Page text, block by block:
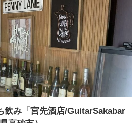
飲み「宮先酒店/GuitarSakabar